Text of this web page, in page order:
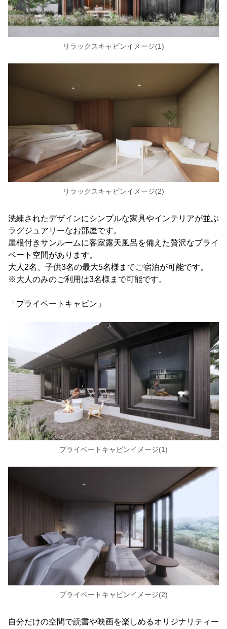
リラックスキャビンイメージ(1)
リラックスキャビンイメージ(2)
洗練されたデザインにシンプルな家具やインテリアが並ぶ
ラグジュアリーなお部屋です。
屋根付きサンルームに客室露天風呂を備えた贅沢なプライ
ベート空間があります。
大人2名、子供3名の最大5名様までご宿泊が可能です。
※大人のみのご利用は3名様まで可能です。
「プライベートキャビン」
プライベートキャビンイメージ(1)
プライベートキャビンイメージ(2)
自分だけの空間で読書や映画を楽しめるオリジナリティー